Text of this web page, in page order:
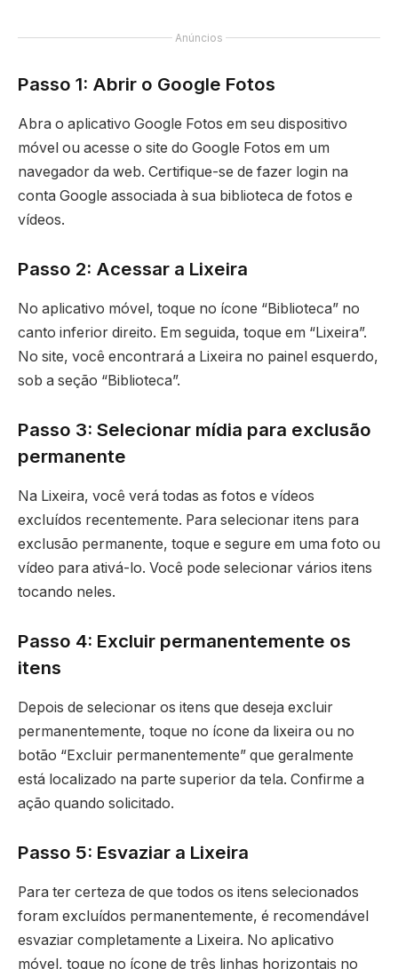
Anúncios
Passo 1: Abrir o Google Fotos
Abra o aplicativo Google Fotos em seu dispositivo
móvel ou acesse o site do Google Fotos em um
navegador da web. Certifique-se de fazer login na
conta Google associada à sua biblioteca de fotos e
vídeos.
Passo 2: Acessar a Lixeira
No aplicativo móvel, toque no ícone “Biblioteca” no
canto inferior direito. Em seguida, toque em “Lixeira”.
No site, você encontrará a Lixeira no painel esquerdo,
sob a seção “Biblioteca”.
Passo 3: Selecionar mídia para exclusão
permanente
Na Lixeira, você verá todas as fotos e vídeos
excluídos recentemente. Para selecionar itens para
exclusão permanente, toque e segure em uma foto ou
vídeo para ativá-lo. Você pode selecionar vários itens
tocando neles.
Passo 4: Excluir permanentemente os
itens
Depois de selecionar os itens que deseja excluir
permanentemente, toque no ícone da lixeira ou no
botão “Excluir permanentemente” que geralmente
está localizado na parte superior da tela. Confirme a
ação quando solicitado.
Passo 5: Esvaziar a Lixeira
Para ter certeza de que todos os itens selecionados
foram excluídos permanentemente, é recomendável
esvaziar completamente a Lixeira. No aplicativo
móvel, toque no ícone de três linhas horizontais no